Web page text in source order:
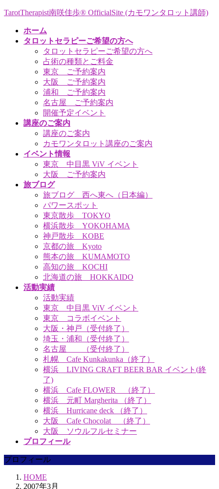
コ
ナ
TarotTherapist南咲佳歩® OfficialSite (カモワンタロット講師)
ホーム
タロットセラピーご希望の方へ
タロットセラピーご希望の方へ
占術の種類とご料金
東京 ご予約案内
大阪 ご予約案内
浦和 ご予約案内
名古屋 ご予約案内
開催予定イベント
講座のご案内
講座のご案内
カモワンタロット講座のご案内
イベント情報
東京 中目黒 ViV イベント
大阪 ご予約案内
旅ブログ
旅ブログ 西へ東へ（日本編）
パワースポット
東京散歩 TOKYO
横浜散歩 YOKOHAMA
神戸散歩 KOBE
京都の旅 Kyoto
熊本の旅 KUMAMOTO
高知の旅 KOCHI
北海道の旅 HOKKAIDO
活動実績
活動実績
東京 中目黒 ViV イベント
東京 コラボイベント
大阪・神戸（受付終了）
埼玉・浦和（受付終了）
名古屋 （受付終了）
札幌 Cafe Kunkakunka（終了）
横浜 LIVING CRAFT BEER BAR イベント(終
了)
横浜 Cafe FLOWER （終了）
横浜 元町 Margherita （終了）
横浜 Hurricane deck （終了）
大阪 Cafe Chocolat （終了）
大阪 ソウルフルセミナー
プロフィール
プロフィール
HOME
2007年3月